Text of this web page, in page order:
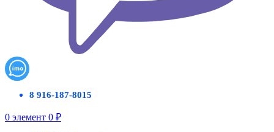
8 916-187-8015
0 элемент 0 ₽